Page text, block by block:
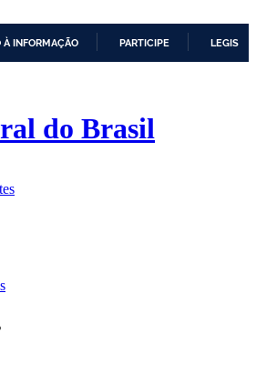
CONTEÚDO
À INFORMAÇÃO PARTICIPE
do Brasil